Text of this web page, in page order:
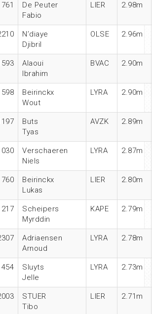
761
De Peuter
Fabio
LIER 2.98m
N’diaye
Djibril
OLSE 2.96m
Alaoui
Ibrahim
BVAC 2.90m
Beirinckx
Wout
LYRA 2.90m
Buts
Tyas
AVZK 2.89m
Verschaeren
Niels
LYRA 2.87m
760
Beirinckx
Lukas
LIER 2.80m
Scheipers
Myrddin
KAPE 2.79m
Adriaensen
Arnoud
LYRA 2.78m
Sluyts
Jelle
LYRA 2.73m
STUER
Tibo
LIER 2.71m